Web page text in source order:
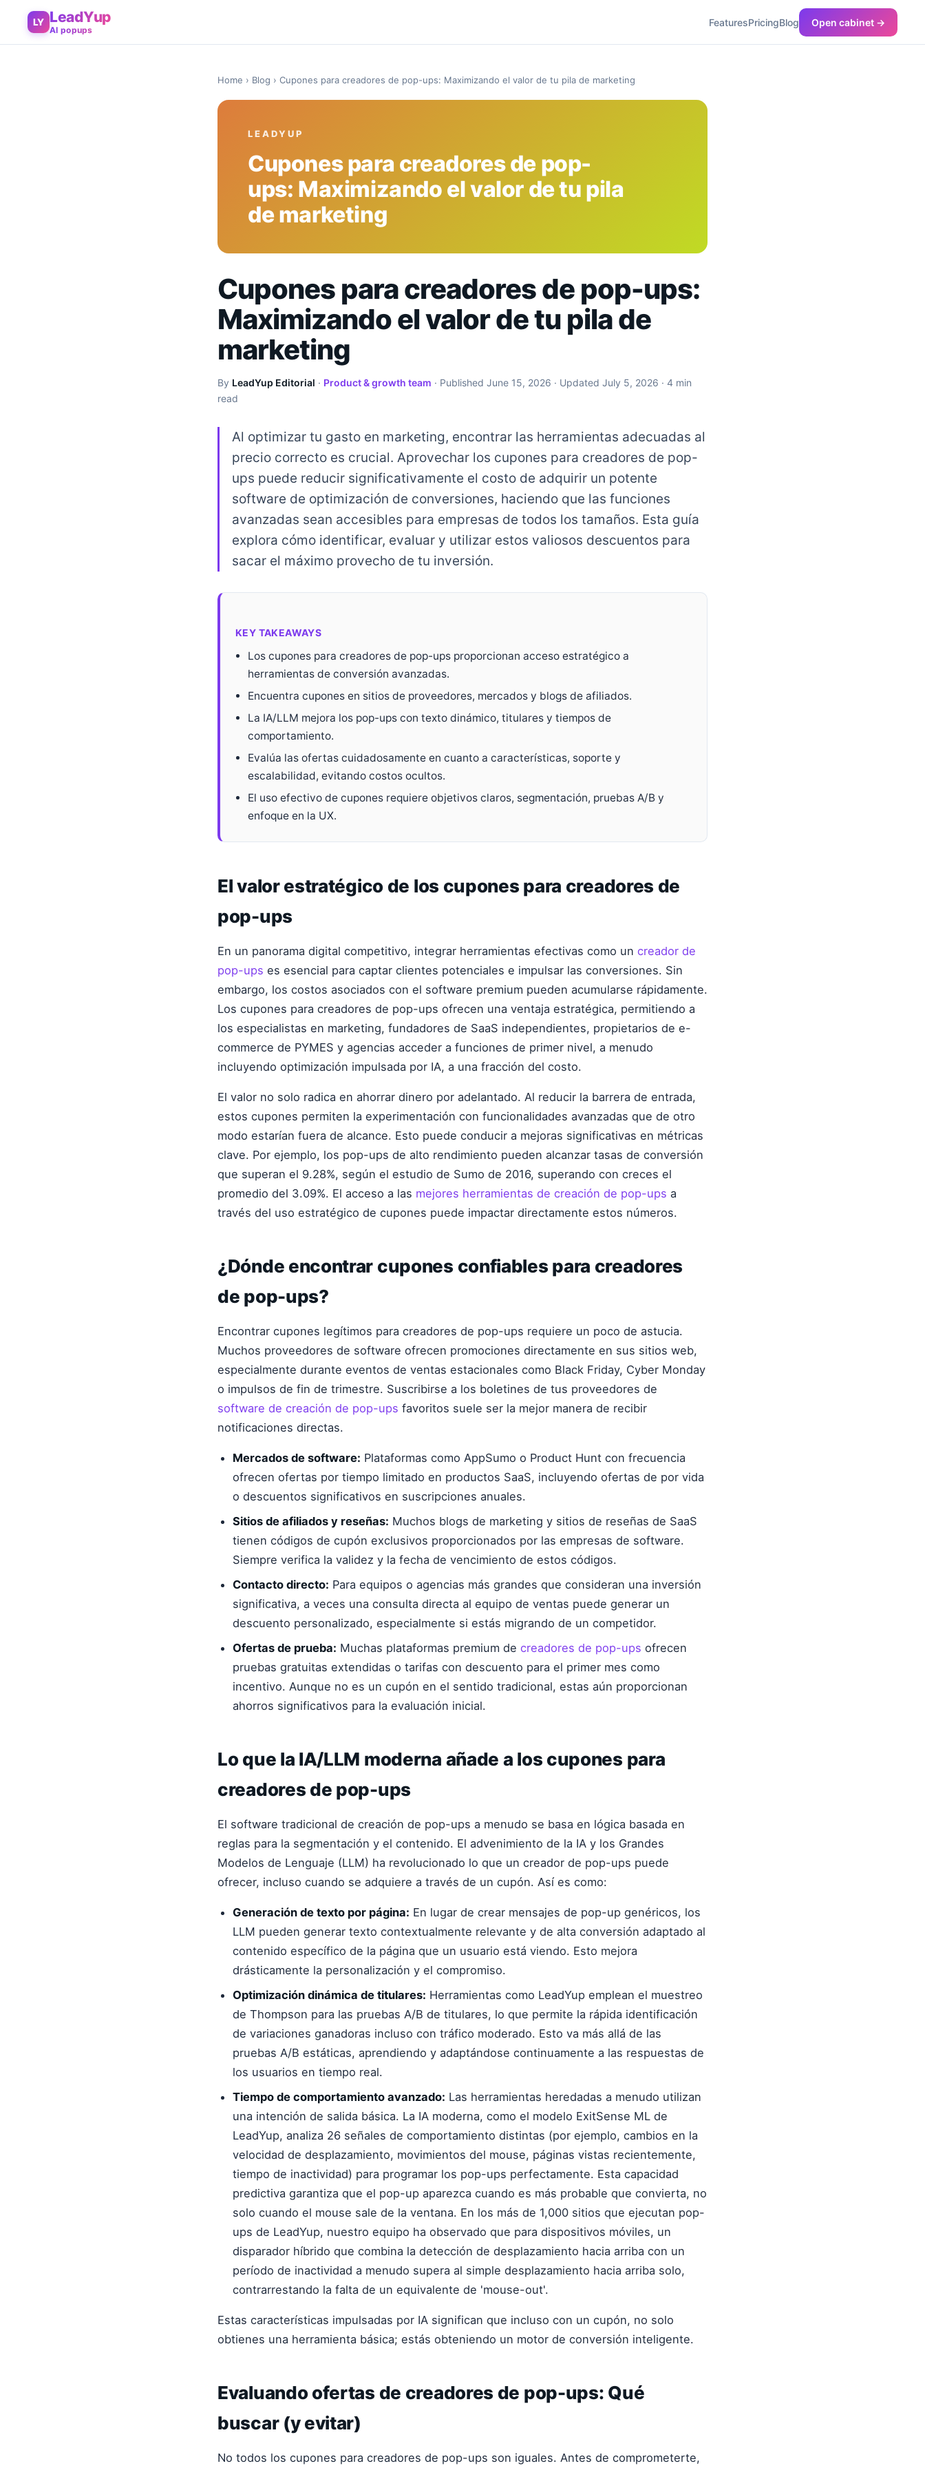
LY LeadYup
AI popups
FeaturesPricingBlog Open cabinet →
Home › Blog › Cupones para creadores de pop-ups: Maximizando el valor de tu pila de marketing
LEADYUP
Cupones para creadores de pop-
ups: Maximizando el valor de tu pila
de marketing
Cupones para creadores de pop-ups:
Maximizando el valor de tu pila de
marketing
By LeadYup Editorial · Product & growth team · Published June 15, 2026 · Updated July 5, 2026 · 4 min
read
Al optimizar tu gasto en marketing, encontrar las herramientas adecuadas al
precio correcto es crucial. Aprovechar los cupones para creadores de pop-
ups puede reducir significativamente el costo de adquirir un potente
software de optimización de conversiones, haciendo que las funciones
avanzadas sean accesibles para empresas de todos los tamaños. Esta guía
explora cómo identificar, evaluar y utilizar estos valiosos descuentos para
sacar el máximo provecho de tu inversión.
KEY TAKEAWAYS
Los cupones para creadores de pop-ups proporcionan acceso estratégico a
herramientas de conversión avanzadas.
Encuentra cupones en sitios de proveedores, mercados y blogs de afiliados.
La IA/LLM mejora los pop-ups con texto dinámico, titulares y tiempos de
comportamiento.
Evalúa las ofertas cuidadosamente en cuanto a características, soporte y
escalabilidad, evitando costos ocultos.
El uso efectivo de cupones requiere objetivos claros, segmentación, pruebas A/B y
enfoque en la UX.
El valor estratégico de los cupones para creadores de
pop-ups
En un panorama digital competitivo, integrar herramientas efectivas como un creador de
pop-ups es esencial para captar clientes potenciales e impulsar las conversiones. Sin
embargo, los costos asociados con el software premium pueden acumularse rápidamente.
Los cupones para creadores de pop-ups ofrecen una ventaja estratégica, permitiendo a
los especialistas en marketing, fundadores de SaaS independientes, propietarios de e-
commerce de PYMES y agencias acceder a funciones de primer nivel, a menudo
incluyendo optimización impulsada por IA, a una fracción del costo.
El valor no solo radica en ahorrar dinero por adelantado. Al reducir la barrera de entrada,
estos cupones permiten la experimentación con funcionalidades avanzadas que de otro
modo estarían fuera de alcance. Esto puede conducir a mejoras significativas en métricas
clave. Por ejemplo, los pop-ups de alto rendimiento pueden alcanzar tasas de conversión
que superan el 9.28%, según el estudio de Sumo de 2016, superando con creces el
promedio del 3.09%. El acceso a las mejores herramientas de creación de pop-ups a
través del uso estratégico de cupones puede impactar directamente estos números.
¿Dónde encontrar cupones confiables para creadores
de pop-ups?
Encontrar cupones legítimos para creadores de pop-ups requiere un poco de astucia.
Muchos proveedores de software ofrecen promociones directamente en sus sitios web,
especialmente durante eventos de ventas estacionales como Black Friday, Cyber Monday
o impulsos de fin de trimestre. Suscribirse a los boletines de tus proveedores de
software de creación de pop-ups favoritos suele ser la mejor manera de recibir
notificaciones directas.
Mercados de software: Plataformas como AppSumo o Product Hunt con frecuencia
ofrecen ofertas por tiempo limitado en productos SaaS, incluyendo ofertas de por vida
o descuentos significativos en suscripciones anuales.
Sitios de afiliados y reseñas: Muchos blogs de marketing y sitios de reseñas de SaaS
tienen códigos de cupón exclusivos proporcionados por las empresas de software.
Siempre verifica la validez y la fecha de vencimiento de estos códigos.
Contacto directo: Para equipos o agencias más grandes que consideran una inversión
significativa, a veces una consulta directa al equipo de ventas puede generar un
descuento personalizado, especialmente si estás migrando de un competidor.
Ofertas de prueba: Muchas plataformas premium de creadores de pop-ups ofrecen
pruebas gratuitas extendidas o tarifas con descuento para el primer mes como
incentivo. Aunque no es un cupón en el sentido tradicional, estas aún proporcionan
ahorros significativos para la evaluación inicial.
Lo que la IA/LLM moderna añade a los cupones para
creadores de pop-ups
El software tradicional de creación de pop-ups a menudo se basa en lógica basada en
reglas para la segmentación y el contenido. El advenimiento de la IA y los Grandes
Modelos de Lenguaje (LLM) ha revolucionado lo que un creador de pop-ups puede
ofrecer, incluso cuando se adquiere a través de un cupón. Así es como:
Generación de texto por página: En lugar de crear mensajes de pop-up genéricos, los
LLM pueden generar texto contextualmente relevante y de alta conversión adaptado al
contenido específico de la página que un usuario está viendo. Esto mejora
drásticamente la personalización y el compromiso.
Optimización dinámica de titulares: Herramientas como LeadYup emplean el muestreo
de Thompson para las pruebas A/B de titulares, lo que permite la rápida identificación
de variaciones ganadoras incluso con tráfico moderado. Esto va más allá de las
pruebas A/B estáticas, aprendiendo y adaptándose continuamente a las respuestas de
los usuarios en tiempo real.
Tiempo de comportamiento avanzado: Las herramientas heredadas a menudo utilizan
una intención de salida básica. La IA moderna, como el modelo ExitSense ML de
LeadYup, analiza 26 señales de comportamiento distintas (por ejemplo, cambios en la
velocidad de desplazamiento, movimientos del mouse, páginas vistas recientemente,
tiempo de inactividad) para programar los pop-ups perfectamente. Esta capacidad
predictiva garantiza que el pop-up aparezca cuando es más probable que convierta, no
solo cuando el mouse sale de la ventana. En los más de 1,000 sitios que ejecutan pop-
ups de LeadYup, nuestro equipo ha observado que para dispositivos móviles, un
disparador híbrido que combina la detección de desplazamiento hacia arriba con un
período de inactividad a menudo supera al simple desplazamiento hacia arriba solo,
contrarrestando la falta de un equivalente de 'mouse-out'.
Estas características impulsadas por IA significan que incluso con un cupón, no solo
obtienes una herramienta básica; estás obteniendo un motor de conversión inteligente.
Evaluando ofertas de creadores de pop-ups: Qué
buscar (y evitar)
No todos los cupones para creadores de pop-ups son iguales. Antes de comprometerte,